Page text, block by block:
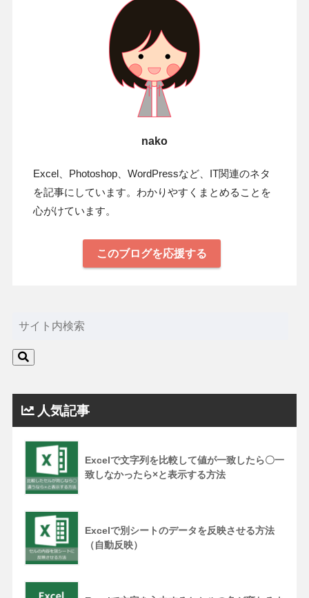
nako
Excel、Photoshop、WordPressなど、IT関連のネタ
を記事にしています。わかりやすくまとめることを
心がけています。
このブログを応援する
人気記事
Excelで文字列を比較して値が一致したら〇一
致しなかったら×と表示する方法
Excelで別シートのデータを反映させる方法
（自動反映）